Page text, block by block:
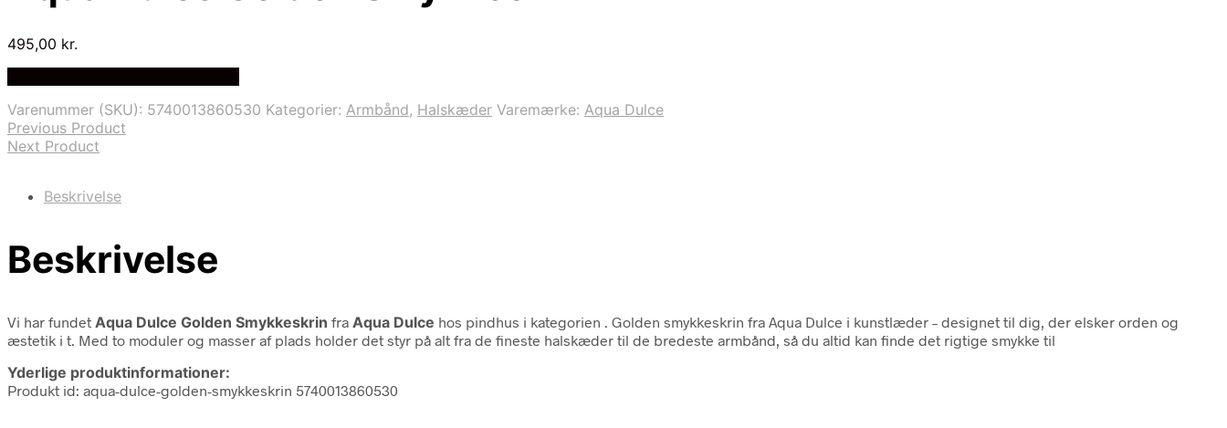
495,00 kr.
Varenummer (SKU): 5740013860530 Kategorier: Armbånd, Halskæder Varemærke: Aqua Dulce
Previous Product
Next Product
Beskrivelse
Beskrivelse
Vi har fundet Aqua Dulce Golden Smykkeskrin fra Aqua Dulce hos pindhus i kategorien
. Golden smykkeskrin fra Aqua Dulce i kunstlæder – designet til dig, der elsker orden og
æstetik i t. Med to moduler og masser af plads holder det styr på alt fra de fineste halskæder til de bredeste armbånd, så du altid kan finde det rigtige smykke til
Yderlige produktinformationer:
Produkt id: aqua-dulce-golden-smykkeskrin 5740013860530